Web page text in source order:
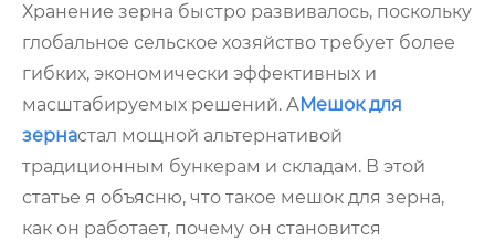
Хранение зерна быстро развивалось, поскольку
глобальное сельское хозяйство требует более
гибких, экономически эффективных и
масштабируемых решений. АМешок для
зернастал мощной альтернативой
традиционным бункерам и складам. В этой
статье я объясню, что такое мешок для зерна,
как он работает, почему он становится